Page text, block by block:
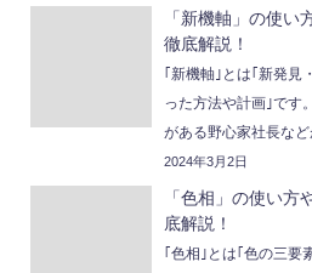
「新機軸」の使い
徹底解説！
｢新機軸｣とは｢新発
った方法や計画｣です
がある野心家社長など
2024年3月2日
「色相」の使い方
底解説！
｢色相｣とは｢色の三